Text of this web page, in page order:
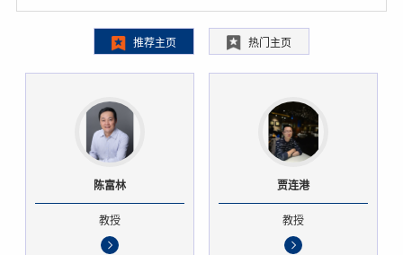
推荐主页 热门主页
陈富林
教授
贾连港
教授